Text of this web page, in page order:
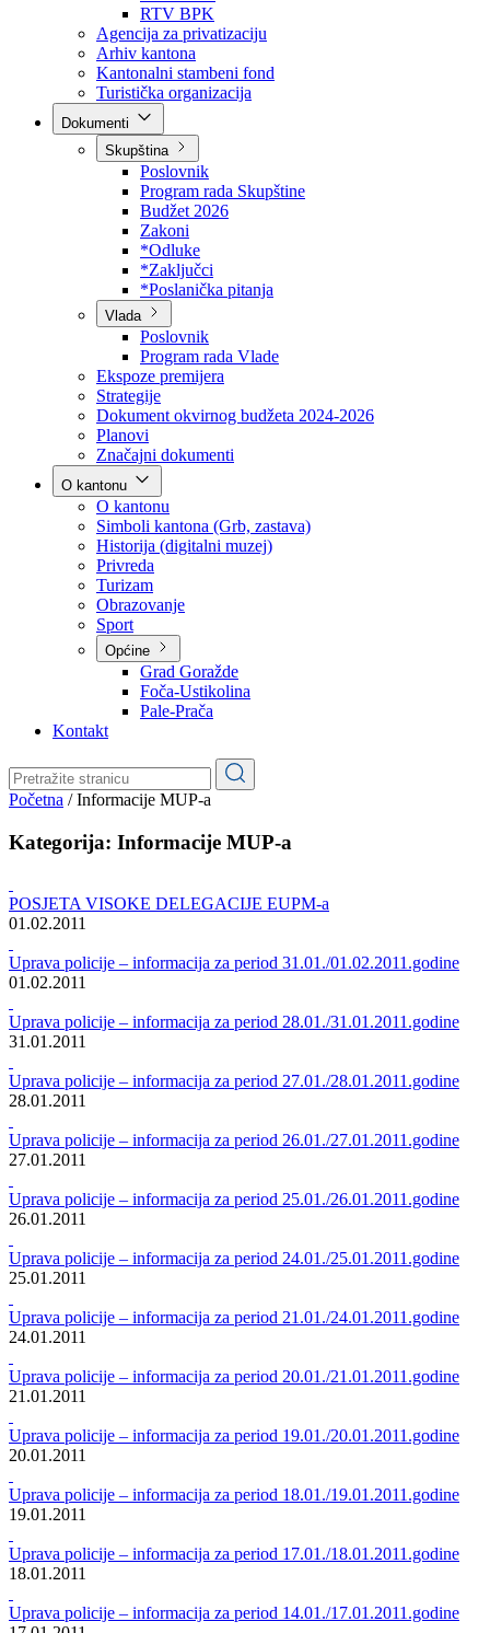
Direkcija za šumarstvo
Javna preduzeća
BPK šume
RTV BPK
Agencija za privatizaciju
Arhiv kantona
Kantonalni stambeni fond
Turistička organizacija
Skupština
Poslovnik
Program rada Skupštine
Budžet 2026
Zakoni
*Odluke
*Zaključci
*Poslanička pitanja
Vlada
Poslovnik
Program rada Vlade
Ekspoze premijera
Strategije
Dokument okvirnog budžeta 2024-2026
Planovi
Značajni dokumenti
O kantonu
O kantonu
Simboli kantona (Grb, zastava)
Historija (digitalni muzej)
Privreda
Turizam
Obrazovanje
Općine
Pale-Prača
Kontakt
Početna Informacije MUP-a
Kategorija:Informacije MUP-a